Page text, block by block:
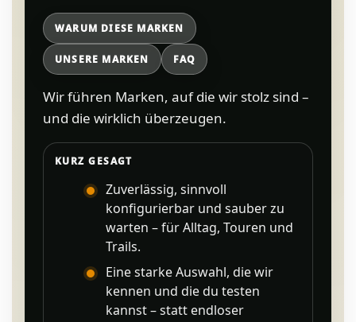
WARUM DIESE MARKEN
UNSERE MARKEN FAQ
Wir führen Marken, auf die wir stolz sind –
und die wirklich überzeugen.
KURZ GESAGT
Zuverlässig, sinnvoll
konfigurierbar und sauber zu
warten – für Alltag, Touren und
Trails.
Eine starke Auswahl, die wir
kennen und die du testen
kannst – statt endloser